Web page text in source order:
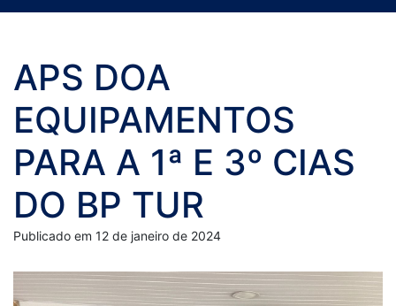
APS DOA
EQUIPAMENTOS
PARA A 1ª E 3º CIAS
DO BP TUR
Publicado em 12 de janeiro de 2024